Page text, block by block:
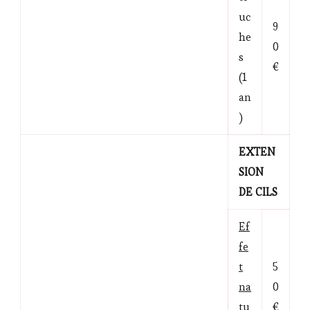
uc
he
s
(1
an
)
9
0
€
EXTEN
SION
DE CILS
Ef
fe
t
na
tu
5
0
€